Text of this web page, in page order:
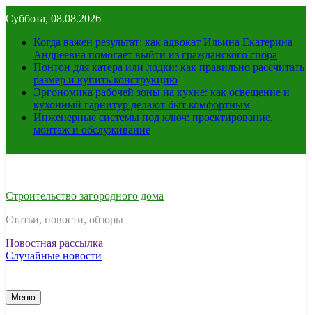
к
содержимому
Суббота, 08.08.2026
Когда важен результат: как адвокат Ильина Екатерина
Андреевна помогает выйти из гражданского спора
Понтон для катера или лодки: как правильно рассчитать
размер и купить конструкцию
Эргономика рабочей зоны на кухне: как освещение и
кухонный гарнитур делают быт комфортным
Инженерные системы под ключ: проектирование,
монтаж и обслуживание
Строительство загородного дома
Статьи, новости, обзоры
Новостная рассылка
Случайные новости
Меню